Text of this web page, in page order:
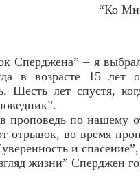
“Ко
Сперджена” – я
в возрасте 15 лет
Шесть лет спустя,
проповедь по нашему
отрывок, во время
и
жизни” Сперджен